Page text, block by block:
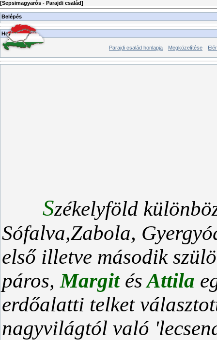
[Sepsimagyarós - Parajdi család]
Belépés
Honlap-menü
Parajdi család honlapja Megközelítése
Székelyföld
Sófalva,Zabola,
első illetve második
páros,Margit és Attila
erdőalatti telket
nagyvilágtól való